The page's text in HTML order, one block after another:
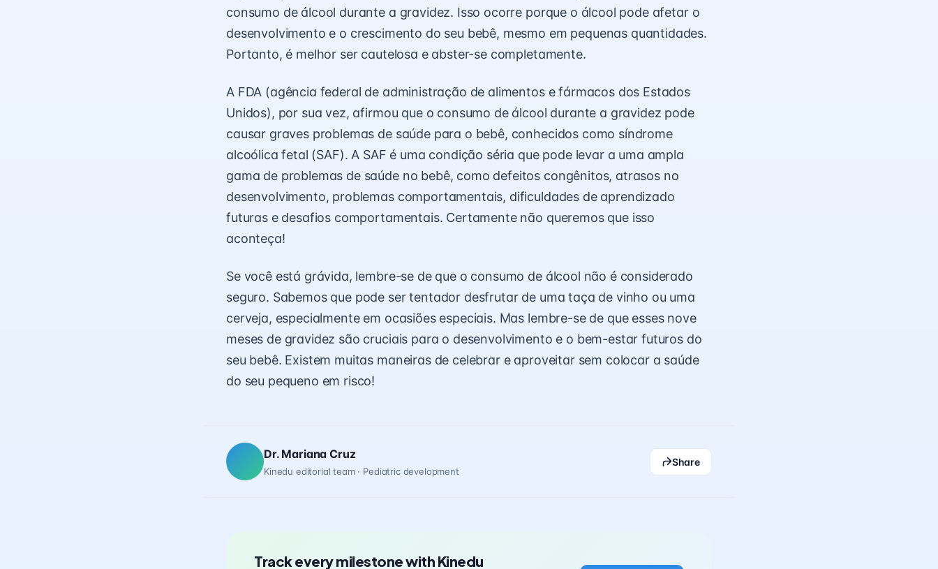
consumo de álcool durante a gravidez. Isso ocorre porque o álcool pode afetar o
desenvolvimento e o crescimento do seu bebê, mesmo em pequenas quantidades.
Portanto, é melhor ser cautelosa e abster-se completamente.
A FDA (agência federal de administração de alimentos e fármacos dos Estados
Unidos), por sua vez, afirmou que o consumo de álcool durante a gravidez pode
causar graves problemas de saúde para o bebê, conhecidos como síndrome
alcoólica fetal (SAF). A SAF é uma condição séria que pode levar a uma ampla
gama de problemas de saúde no bebê, como defeitos congênitos, atrasos no
desenvolvimento, problemas comportamentais, dificuldades de aprendizado
futuras e desafios comportamentais. Certamente não queremos que isso
aconteça!
Se você está grávida, lembre-se de que o consumo de álcool não é considerado
seguro. Sabemos que pode ser tentador desfrutar de uma taça de vinho ou uma
cerveja, especialmente em ocasiões especiais. Mas lembre-se de que esses nove
meses de gravidez são cruciais para o desenvolvimento e o bem-estar futuros do
seu bebê. Existem muitas maneiras de celebrar e aproveitar sem colocar a saúde
do seu pequeno em risco!
Dr. Mariana Cruz
Kinedu editorial team · Pediatric development
Share
Track every milestone with Kinedu